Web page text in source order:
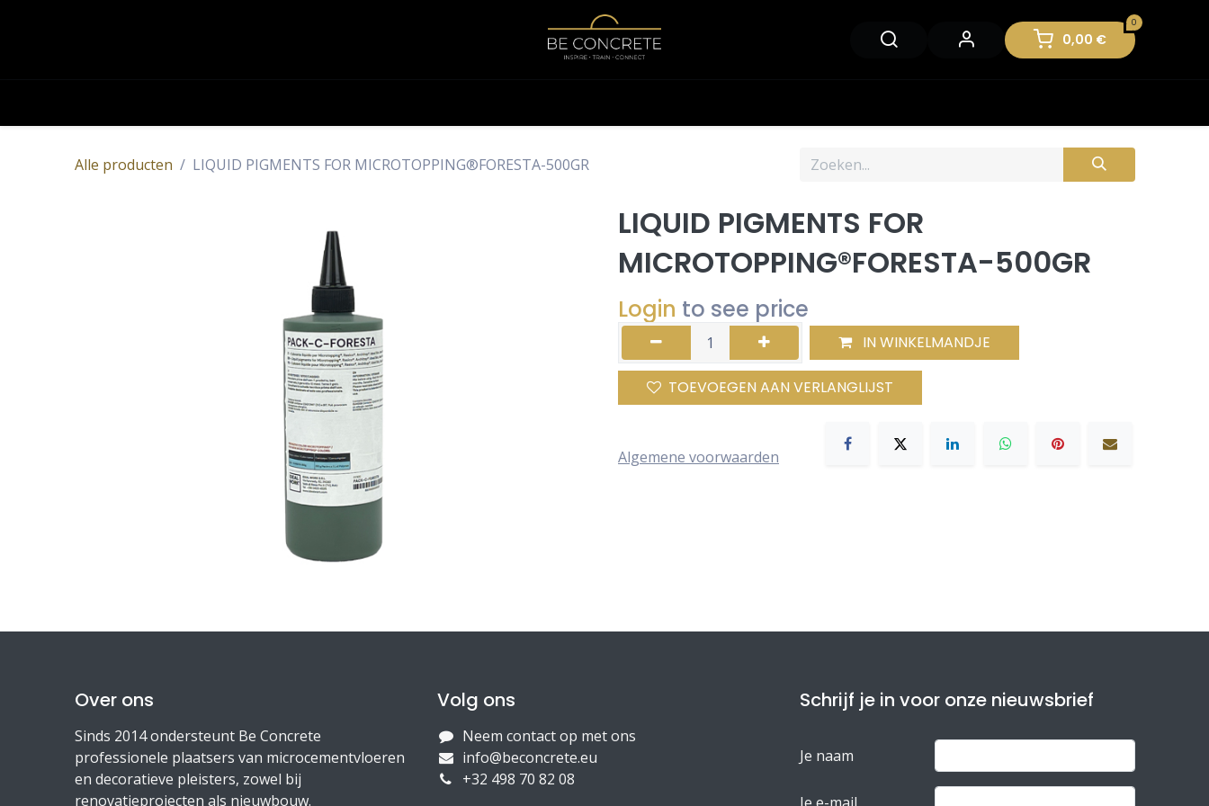
0
0,00 €
Alle producten LIQUID PIGMENTS FOR MICROTOPPING®FORESTA-500GR
LIQUID PIGMENTS FOR
MICROTOPPING®FORESTA-500GR
Login to see price
IN WINKELMANDJE
TOEVOEGEN AAN VERLANGLIJST
Algemene voorwaarden
Over ons
Sinds 2014 ondersteunt Be Concrete
professionele plaatsers van microcementvloeren
en decoratieve pleisters, zowel bij
renovatieprojecten als nieuwbouw.
Volg ons
Neem contact op met ons
info@beconcrete.eu
+32 498 70 82 08
Schrijf je in voor onze nieuwsbrief
Je naam